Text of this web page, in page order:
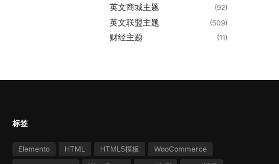
英文商城主题 (92)
英文联盟主题 (509)
财经主题 (11)
标签
Elemento HTML HTML5模板
WooCommerce